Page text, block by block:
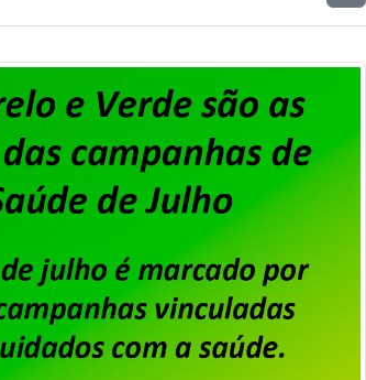
realizada ontem, 30 de julho, na
da Dataprev aprovaram a proposta
a cobrança de 6% de
desconto limitado a 240,00 e direito a
– Assembleia para